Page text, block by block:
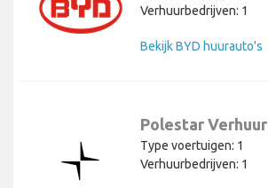
Verhuurbedrijven: 1
Bekijk BYD huurauto's
Polestar Verhuur
Type voertuigen: 1
Verhuurbedrijven: 1